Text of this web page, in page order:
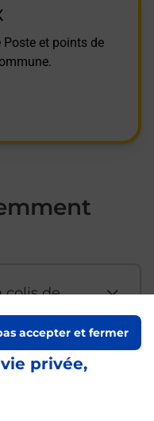
privée,
accepter et fermer
Poste et points de
colis de
un
un